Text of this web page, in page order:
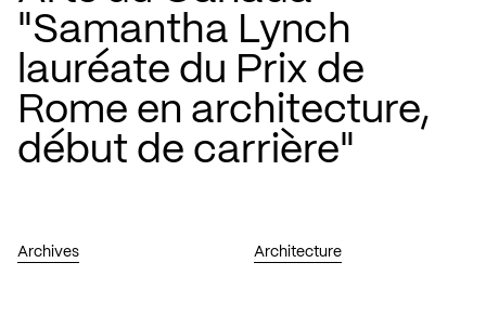
"Samantha Lynch
lauréate du Prix de
Rome en architecture,
début de carrière"
Archives Architecture